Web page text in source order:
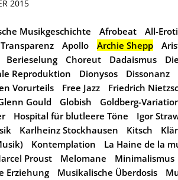
2015
Musikgeschichte
Afrobeat
All-
Apollo Archie Shepp
Berieselung Choreut Dadaismus
Reproduktion Dionysos
Dissonanz
Vorurteils
Free Jazz
Friedrich
Gould Globish
Goldberg-
Hospital für blutleere Töne
Igor
Karlheinz Stockhausen Kitsch
Kontemplation
La Haine de la
Proust Melomane
Minimalismus
Erziehung
Musikalische Überdosis